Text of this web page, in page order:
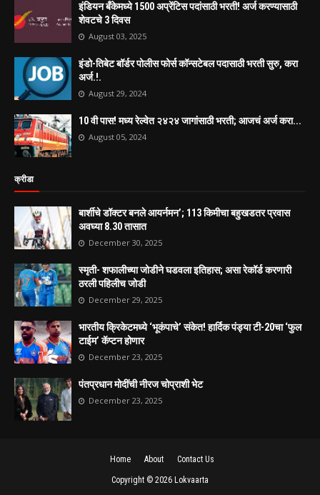
इंडियन बँकेमध्ये 1500 अप्रेंटिस पदांसाठी भरती! अर्ज करण्यासाठी
शेवटचे 3 दिवस
August 03, 2025
इंडो-तिबेट बॉर्डर पोलीस फोर्स कॉन्सटेबल पदासाठी भरती सुरु, करा
अर्ज.!.
August 29, 2024
10 वी पास! मध्य रेल्वेत २४२४ जागांसाठी भरती; आजचं अर्ज करा...
August 05, 2024
क्रीडा
बार्शीचे डॉक्टर बनले आयर्नमन’; 113 किमीचा बहुखडतर प्रवास
अवघ्या 8.30 तासात
December 30, 2025
स्मृती- शफालीच्या जोडीने घडवला इतिहास; असा रेकॉर्ड करणारी
ठरली पहिलीच जोडी
December 29, 2025
भारतीय क्रिकेटमध्ये ‘भूकंपाचे’ संकेत! हार्दिक पंड्या टी-20चा ‘फुल
टाईम’ कॅप्टन होणार
December 23, 2025
पंतप्रधान मोदींची नीरज चोप्राशी भेट
December 23, 2025
Home About Contact Us
Copyright © 2026 Lokvaarta